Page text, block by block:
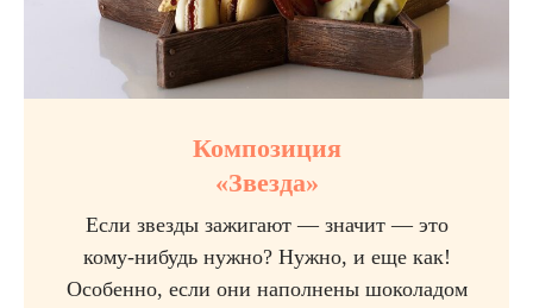
Композиция
«Звезда»
Если звезды зажигают — значит — это
кому-нибудь нужно? Нужно, и еще как!
Особенно, если они наполнены шоколадом